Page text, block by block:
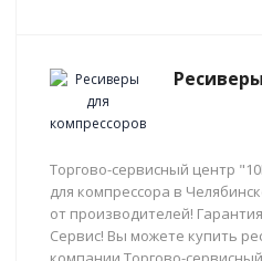
Торгово-сервисный центр
для компрессора в
от производителей!
Сервис! Вы можете купить